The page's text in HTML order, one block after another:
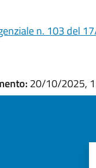
n. 103 del
20/10/2025,